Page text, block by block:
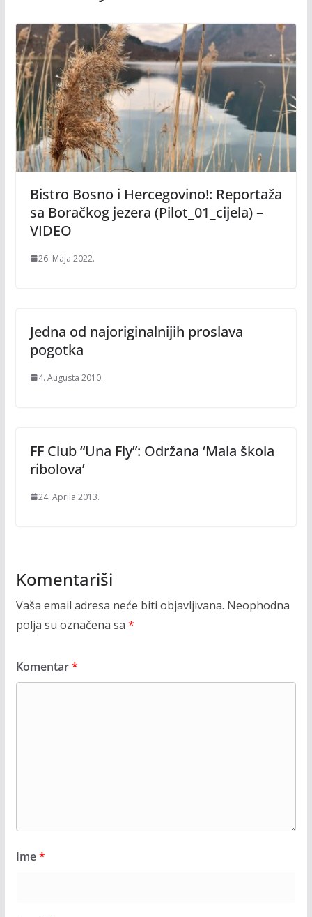
Bistro Bosno i Hercegovino!: Reportaža
sa Boračkog jezera (Pilot_01_cijela) –
VIDEO
26. Maja 2022.
Jedna od najoriginalnijih proslava
pogotka
4. Augusta 2010.
FF Club “Una Fly”: Održana ‘Mala škola
ribolova’
24. Aprila 2013.
Komentariši
Vaša email adresa neće biti objavljivana. Neophodna
polja su označena sa *
Komentar*
Ime*